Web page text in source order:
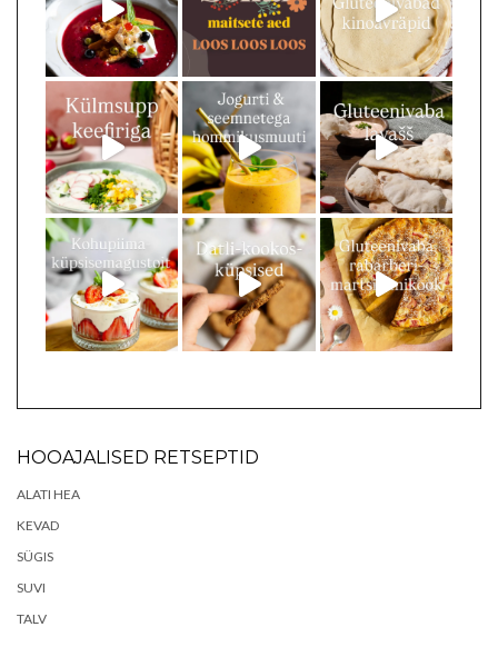
HOOAJALISED RETSEPTID
ALATI HEA
KEVAD
SÜGIS
SUVI
TALV